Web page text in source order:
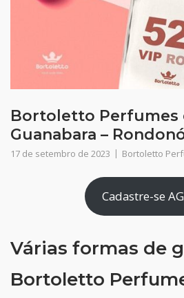
Bortoletto Perfumes
Guanabara –
17 de setembro de 2023 Bortoletto
Cadastre-se
Várias formas de
Bortoletto